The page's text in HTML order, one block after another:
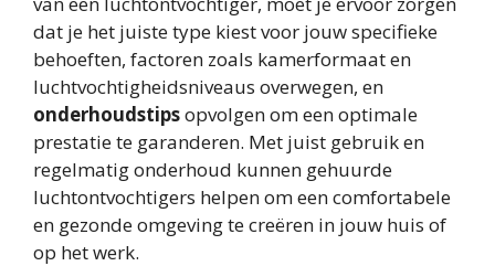
dat je het juiste type kiest voor jouw specifieke
behoeften, factoren zoals kamerformaat en
luchtvochtigheidsniveaus overwegen, en
onderhoudstipsopvolgen om een optimale
prestatie te garanderen. Met juist gebruik en
regelmatig onderhoud kunnen gehuurde
luchtontvochtigers helpen om een comfortabele
en gezonde omgeving te creëren in jouw huis of
op het werk.